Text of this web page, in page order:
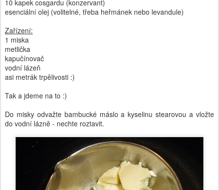
10 kapek cosgardu (konzervant)
esenciální olej (volitelné, třeba heřmánek nebo levandule)
Zařízení:
1 miska
metlička
kapučínovač
vodní lázeň
asi metrák trpělivosti :)
Tak a jdeme na to :)
Do misky odvažte bambucké máslo a kyselinu stearovou a vložte
do vodní lázně - nechte roztavit.